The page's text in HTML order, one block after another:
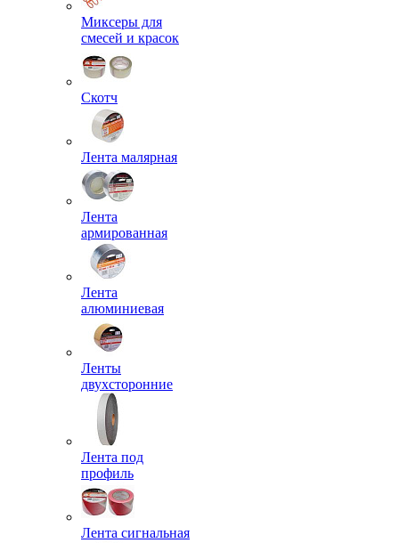
Миксеры для
смесей и красок
Скотч
Лента малярная
Лента
армированная
Лента
алюминиевая
Ленты
двухсторонние
Лента под
профиль
Лента сигнальная